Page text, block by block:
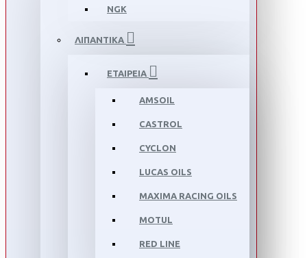
NGK
ΛΙΠΑΝΤΙΚΑ
ΕΤΑΙΡΕΙΑ
AMSOIL
CASTROL
CYCLON
LUCAS OILS
MAXIMA RACING OILS
MOTUL
RED LINE